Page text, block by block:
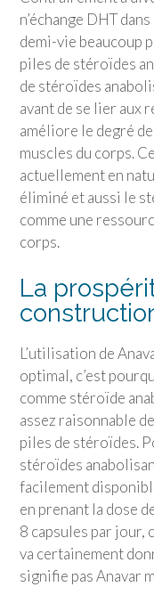
n’échange DHT
demi-vie beaucoup
piles de stéroïdes
de stéroïdes
avant de se lier aux
améliore le degré
muscles du corps.
actuellement en
éliminé et aussi le
comme une
corps.
La
L’utilisation de
optimal, c’est
comme stéroïde
assez raisonnable
piles de stéroïdes.
stéroïdes
facilement
en prenant la dose
8 capsules par jour,
va certainement
signifie pas Anavar